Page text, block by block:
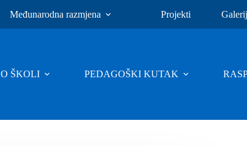
Međunarodna razmjena Projekti
O ŠKOLI PEDAGOŠKI KUTAK